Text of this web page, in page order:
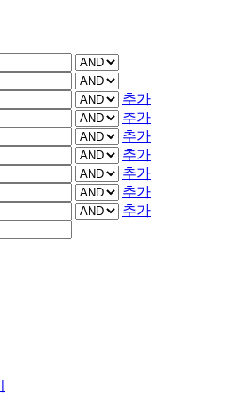
추가
추가
추가
추가
추가
추가
추가